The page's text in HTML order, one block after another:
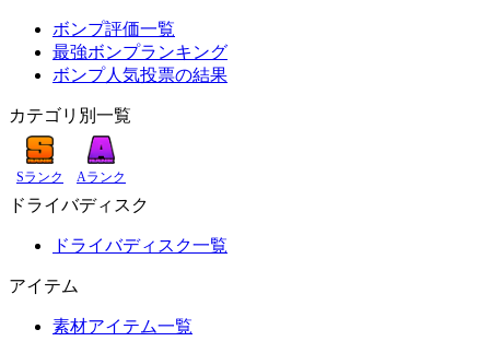
ボンプ評価一覧
最強ボンプランキング
ボンプ人気投票の結果
カテゴリ別一覧
Sランク Aランク
ドライバディスク
ドライバディスク一覧
アイテム
素材アイテム一覧